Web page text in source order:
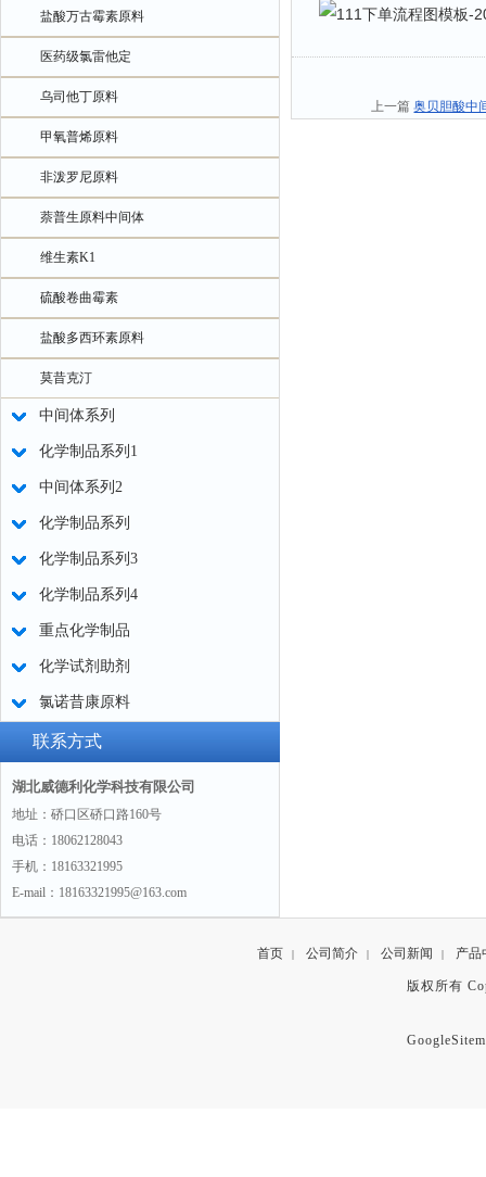
盐酸万古霉素原料
医药级氯雷他定
乌司他丁原料
甲氧普烯原料
非泼罗尼原料
萘普生原料中间体
维生素K1
硫酸卷曲霉素
盐酸多西环素原料
莫昔克汀
中间体系列
化学制品系列1
中间体系列2
化学制品系列
化学制品系列3
化学制品系列4
重点化学制品
化学试剂助剂
氯诺昔康原料
联系方式
湖北威德利化学科技有限公司
地址：硚口区硚口路160号
电话：18062128043
手机：18163321995
E-mail：18163321995@163.com
上一篇奥贝胆酸中
首页 | 公司简介 | 公司新闻 | 产品
版权所有